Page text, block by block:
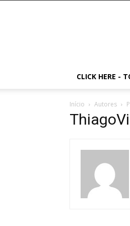
CLICK HERE -
Início Autores